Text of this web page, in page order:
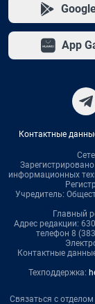
App
Контактные
информационных
Учредитель:
Главный
Адрес редакции:
телефон 8
Контактные
Техподдержка:
Связаться с